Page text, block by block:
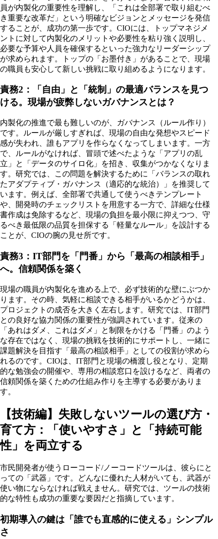
員が内製化の重要性を理解し、「これは全部署で取り組むべ
き重要な改革だ」という明確なビジョンとメッセージを発信
することが、成功の第一歩です。CIOには、トップマネジメ
ントに対して内製化のメリットや必要性を粘り強く説明し、
必要な予算や人員を確保するといった強力なリーダーシップ
が求められます。トップの「お墨付き」があることで、現場
の職員も安心して新しい挑戦に取り組めるようになります。
責務2：「自由」と「統制」の最適バランスを見つ
ける。現場が疲弊しないガバナンスとは？
内製化の推進で最も難しいのが、ガバナンス（ルール作り）
です。ルールが厳しすぎれば、現場の自由な発想やスピード
感が失われ、誰もアプリを作らなくなってしまいます。一方
で、ルールがなければ、冒頭で述べたような「アプリの乱
立」と「データのサイロ化」を招き、収集がつかなくなりま
す。研究では、この問題を解決するために「バランスの取れ
たアダプティブ・ガバナンス（適応的な統治）」を推奨して
います。例えば、全部署で共通して使うべきテンプレート
や、開発時のチェックリストを用意する一方で、詳細な仕様
書作成は免除するなど、現場の負担を最小限に抑えつつ、守
るべき最低限の品質を担保する「軽量なルール」を設計する
ことが、CIOの腕の見せ所です。
責務3：IT部門を「門番」から「最高の相談相手」
へ。信頼関係を築く
現場の職員が内製化を進める上で、必ず技術的な壁にぶつか
ります。その時、気軽に相談できる相手がいるかどうかは、
プロジェクトの成否を大きく左右します。研究では、IT部門
との良好な協力関係の重要性が強調されています。従来の
「あれはダメ、これはダメ」と制限をかける「門番」のよう
な存在ではなく、現場の挑戦を技術的にサポートし、一緒に
課題解決を目指す「最高の相談相手」としての役割が求めら
れるのです。CIOは、IT部門と現場の橋渡し役となり、定期
的な勉強会の開催や、専用の相談窓口を設けるなど、両者の
信頼関係を築くための仕組み作りを主導する必要がありま
す。
【技術編】失敗しないツールの選び方・
育て方：「使いやすさ」と「持続可能
性」を両立する
市民開発者が使うローコード/ノーコードツールは、彼らにと
っての「武器」です。どんなに優れた人材がいても、武器が
使い物にならなければ戦えません。研究では、ツールの技術
的な特性も成功の重要な要因だと指摘しています。
初期導入の鍵は「誰でも直感的に使える」シンプル
さ